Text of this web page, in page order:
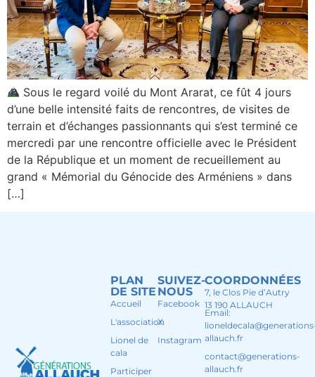
Sous le regard voilé du Mont Ararat, ce fût 4 jours
d’une belle intensité faits de rencontres, de visites de
terrain et d’échanges passionnants qui s’est terminé ce
mercredi par une rencontre officielle avec le Président
de la République et un moment de recueillement au
grand « Mémorial du Génocide des Arméniens » dans
[…]
SUIVEZ-
NOUS
Facebook
X
Instagram
PLAN
DE SITE
Accueil
L'association
Lionel de
cala
Participer
COORDONNÉES
7, le Clos Pie d’Autry
13 190 ALLAUCH
Email:
allauch.fr
contact@generations-
allauch.fr